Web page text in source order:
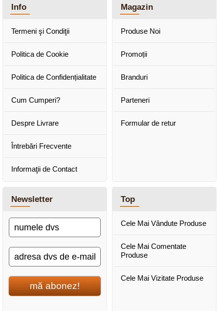
Info
Termeni şi Condiţii
Politica de Cookie
Politica de Confidențialitate
Cum Cumperi?
Despre Livrare
Întrebări Frecvente
Informaţii de Contact
Magazin
Produse Noi
Promoții
Branduri
Parteneri
Formular de retur
Newsletter
mă abonez!
Top
Cele Mai Vândute Produse
Cele Mai Comentate
Produse
Cele Mai Vizitate Produse